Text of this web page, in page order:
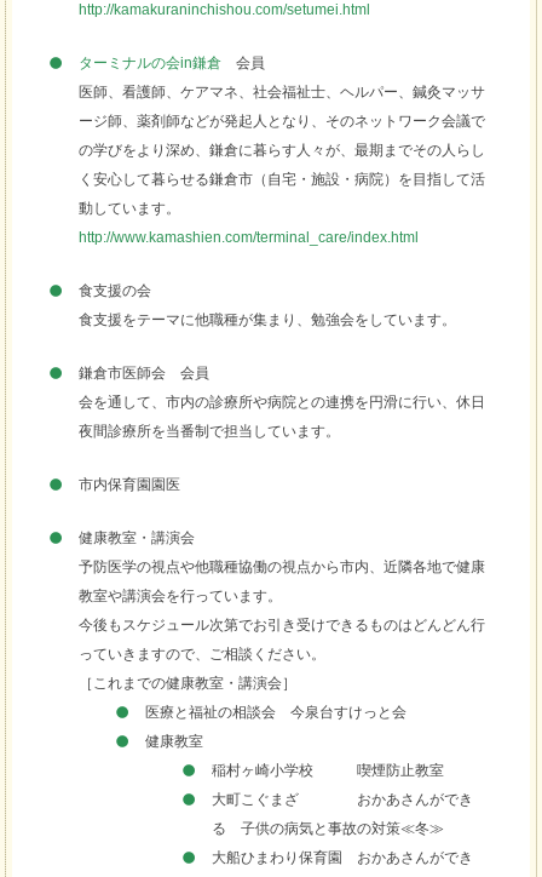
http://kamakuraninchishou.com/setumei.html
ターミナルの会in鎌倉 会員
医師、看護師、ケアマネ、社会福祉士、ヘルパー、鍼灸マッサ
ージ師、薬剤師などが発起人となり、そのネットワーク会議で
の学びをより深め、鎌倉に暮らす人々が、最期までその人らし
く安心して暮らせる鎌倉市（自宅・施設・病院）を目指して活
動しています。
http://www.kamashien.com/terminal_care/index.html
食支援の会
食支援をテーマに他職種が集まり、勉強会をしています。
鎌倉市医師会 会員
会を通して、市内の診療所や病院との連携を円滑に行い、休日
夜間診療所を当番制で担当しています。
市内保育園園医
健康教室・講演会
予防医学の視点や他職種協働の視点から市内、近隣各地で健康
教室や講演会を行っています。
今後もスケジュール次第でお引き受けできるものはどんどん行
っていきますので、ご相談ください。
［これまでの健康教室・講演会］
医療と福祉の相談会 今泉台すけっと会
健康教室
稲村ヶ崎小学校 喫煙防止教室
大町こぐまざ おかあさんができ
る 子供の病気と事故の対策≪冬≫
大船ひまわり保育園 おかあさんができ